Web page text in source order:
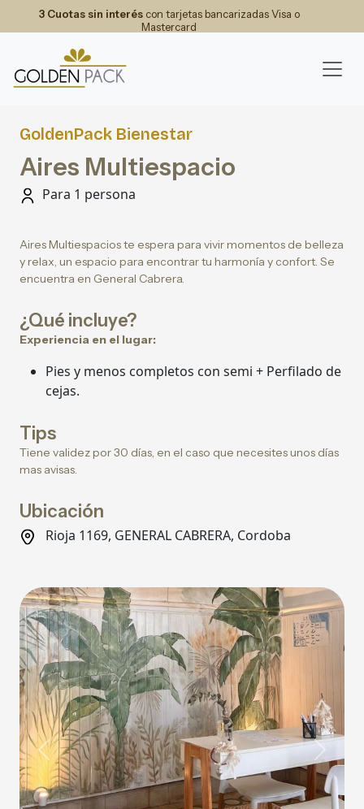
3 Cuotas sin interéscon tarjetas bancarizadas Visa o
Mastercard
GoldenPack Bienestar
Aires Multiespacio
Para 1 persona
Aires Multiespacios te espera para vivir momentos de belleza
y relax, un espacio para encontrar tu harmonía y confort. Se
encuentra en General Cabrera.
¿Qué incluye?
Experiencia en el lugar:
Pies y menos completos con semi + Perfilado de
cejas.
Tips
Tiene validez por 30 días, en el caso que necesites unos días
mas avisas.
Ubicación
Rioja 1169, GENERAL CABRERA, Cordoba
Previous Next